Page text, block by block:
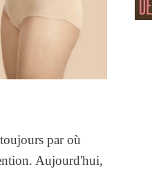
par où
Aujourd'hui,